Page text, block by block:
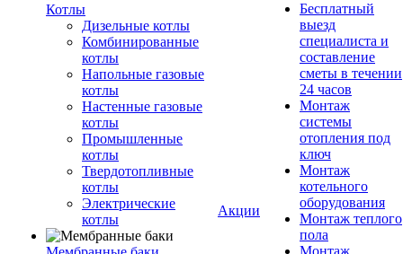
Котлы
Дизельные котлы
Комбинированные
котлы
Напольные газовые
котлы
Настенные газовые
котлы
Промышленные
котлы
Твердотопливные
котлы
Электрические
котлы
Акции
Бесплатный
выезд
специалиста и
составление
сметы в течении
24 часов
Монтаж
системы
отопления под
ключ
Монтаж
котельного
оборудования
Монтаж теплого
пола
Монтаж